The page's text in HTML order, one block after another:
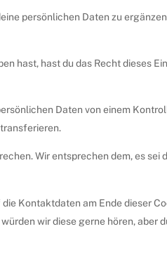
persönlichen Daten zu
hast, hast du das Recht dieses
Daten von einem
Wir entsprechen dem, es sei
Kontaktdaten am Ende dieser
wir diese gerne hören, aber